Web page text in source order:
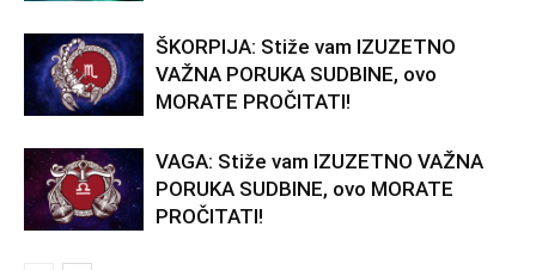
ŠKORPIJA: Stiže vam IZUZETNO
VAŽNA PORUKA SUDBINE, ovo
MORATE PROČITATI!
VAGA: Stiže vam IZUZETNO VAŽNA
PORUKA SUDBINE, ovo MORATE
PROČITATI!